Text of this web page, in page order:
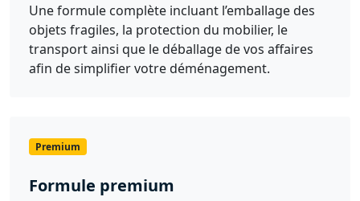
Une formule complète incluant l’emballage des
objets fragiles, la protection du mobilier, le
transport ainsi que le déballage de vos affaires
afin de simplifier votre déménagement.
Premium
Formule premium